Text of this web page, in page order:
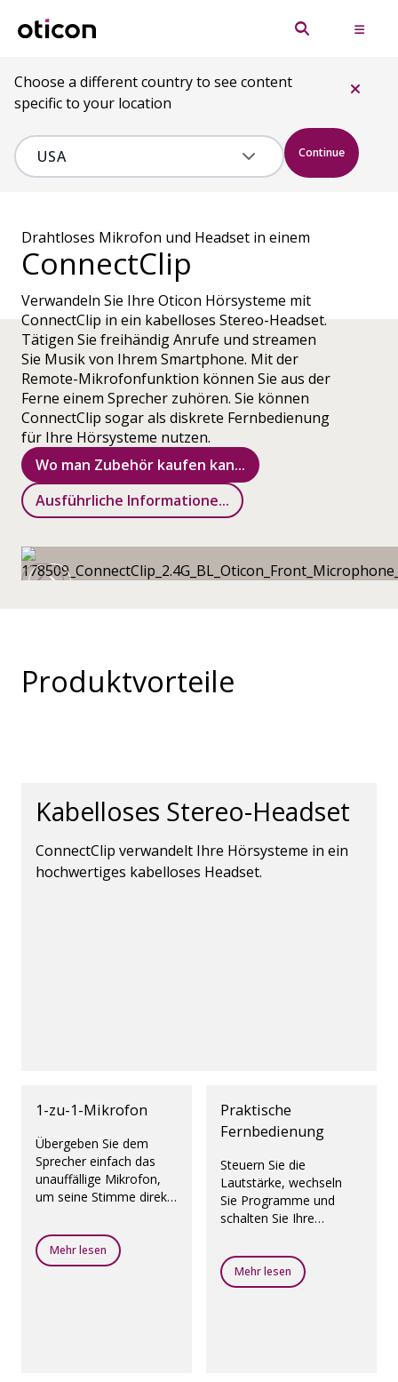
Choose a different country to see content
specific to your location
Continue
Drahtloses Mikrofon und Headset in einem
ConnectClip
Verwandeln Sie Ihre Oticon Hörsysteme mit
ConnectClip in ein kabelloses Stereo-Headset.
Tätigen Sie freihändig Anrufe und streamen
Sie Musik von Ihrem Smartphone. Mit der
Remote-Mikrofonfunktion können Sie aus der
Ferne einem Sprecher zuhören. Sie können
ConnectClip sogar als diskrete Fernbedienung
für Ihre Hörsysteme nutzen.
Wo man Zubehör kaufen kan...
Ausführliche Informatione...
Produktvorteile
Kabelloses Stereo-Headset
ConnectClip verwandelt Ihre Hörsysteme in ein
hochwertiges kabelloses Headset.
1-zu-1-Mikrofon
Übergeben Sie dem
Sprecher einfach das
unauffällige Mikrofon,
um seine Stimme direkt
hören.
Mehr lesen
Praktische
Fernbedienung
Steuern Sie die
Lautstärke, wechseln
Sie Programme und
schalten Sie Ihre
alles aus der Ferne.
Mehr lesen